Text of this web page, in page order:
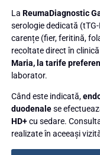
La ReumaDiagnostic
serologie dedicată
carențe (fier, feritină,
recoltate direct în
Maria, la tarife
laborator.
Când este indicată,
duodenalese
HD+cu sedare.
realizate în aceeași